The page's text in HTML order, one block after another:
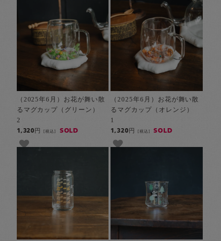
（2025年6月）お花が舞い散
るマグカップ（グリーン）
2
1,320円[税込] SOLD
（2025年6月）お花が舞い散
るマグカップ（オレンジ）
1
1,320円 [税込] SOLD